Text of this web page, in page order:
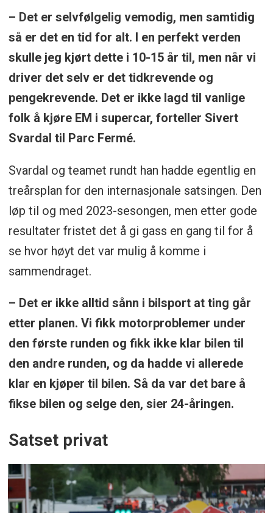
– Det er selvfølgelig vemodig, men samtidig
så er det en tid for alt. I en perfekt verden
skulle jeg kjørt dette i 10-15 år til, men når vi
driver det selv er det tidkrevende og
pengekrevende. Det er ikke lagd til vanlige
folk å kjøre EM i supercar, forteller Sivert
Svardal til Parc Fermé.
Svardal og teamet rundt han hadde egentlig en
treårsplan for den internasjonale satsingen. Den
løp til og med 2023-sesongen, men etter gode
resultater fristet det å gi gass en gang til for å
se hvor høyt det var mulig å komme i
sammendraget.
– Det er ikke alltid sånn i bilsport at ting går
etter planen. Vi fikk motorproblemer under
den første runden og fikk ikke klar bilen til
den andre runden, og da hadde vi allerede
klar en kjøper til bilen. Så da var det bare å
fikse bilen og selge den, sier 24-åringen.
Satset privat